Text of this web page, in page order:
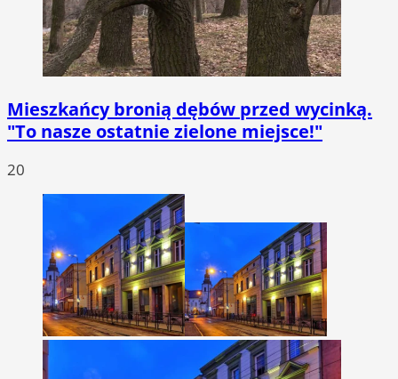
Mieszkańcy bronią dębów przed wycinką.
"To nasze ostatnie zielone miejsce!"
20